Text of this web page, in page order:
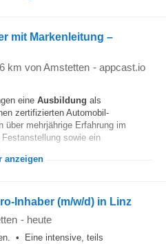
mit Markenleitung –
km von Amstetten - appcast.io
eine Ausbildung als
zertifizierten Automobil-
über mehrjährige Erfahrung im
sowie ein
anzeigen
Inhaber (m/w/d) in Linz
- heute
• Eine intensive, teils